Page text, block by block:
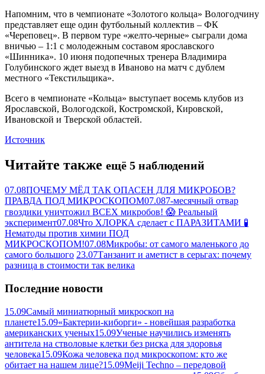
Напомним, что в чемпионате «Золотого кольца» Вологодчину
представляет еще один футбольный коллектив – ФК
«Череповец». В первом туре «желто-черные» сыграли дома
вничью – 1:1 с молодежным составом ярославского
«Шинника». 10 июня подопечных тренера Владимира
Голубинского ждет выезд в Иваново на матч с дублем
местного «Текстильщика».
Всего в чемпионате «Кольца» выступает восемь клубов из
Ярославской, Вологодской, Костромской, Кировской,
Ивановской и Тверской областей.
Источник
Читайте также ещё 5 наблюдений
07.08ПОЧЕМУ МЁД ТАК ОПАСЕН ДЛЯ МИКРОБОВ?
ПРАВДА ПОД МИКРОСКОПОМ07.087-месячный отвар
гвоздики уничтожил ВСЕХ микробов! 😱 Реальный
эксперимент07.08Что ХЛОРКА сделает с ПАРАЗИТАМИ 🧪
Нематоды против химии ПОД
МИКРОСКОПОМ!07.08Микробы: от самого маленького до
самого большого 23.07Танзанит и аметист в серьгах: почему
разница в стоимости так велика
Последние новости
15.09Самый миниатюрный микроскоп на
планете15.09«Бактерии-киборги» - новейшая разработка
американских ученых15.09Ученые научились изменять
антитела на стволовые клетки без риска для здоровья
человека15.09Кожа человека под микроскопом: кто же
обитает на нашем лице?15.09Meiji Techno – передовой